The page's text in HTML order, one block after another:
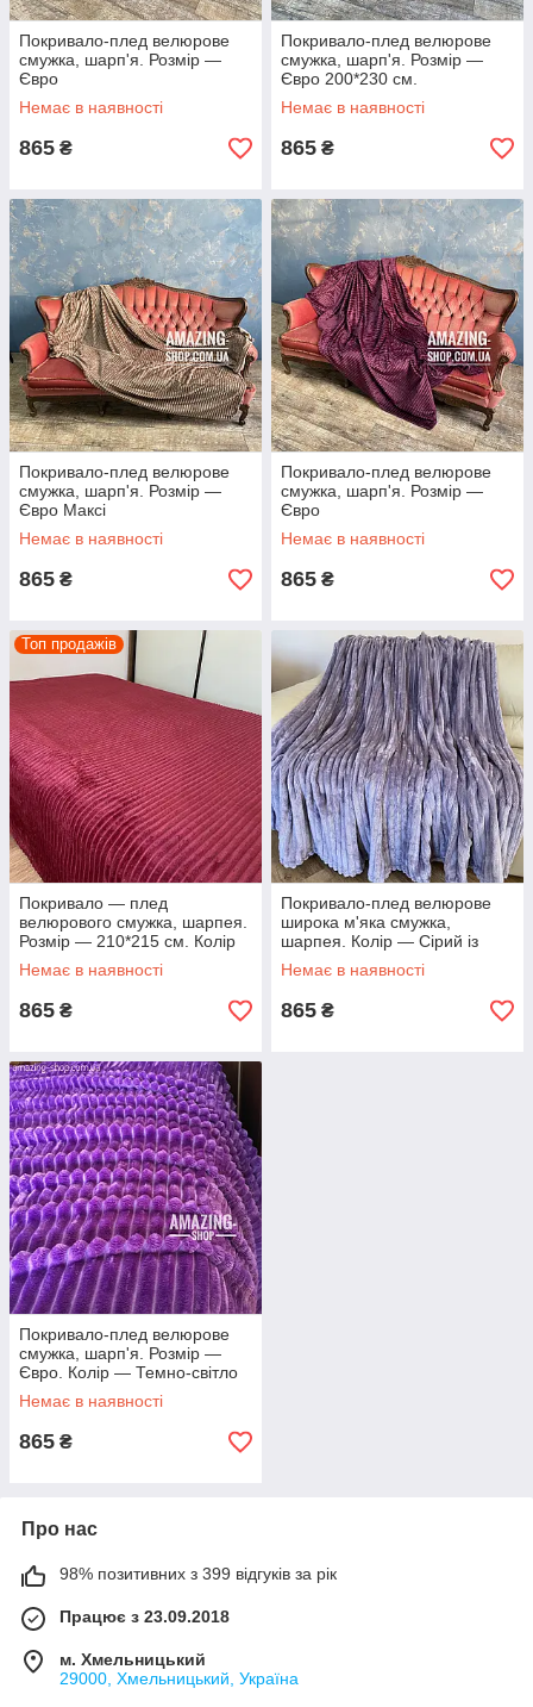
Покривало-плед велюрове
смужка, шарп'я. Розмір —
Євро
Немає в наявності
865 ₴
Покривало-плед велюрове
смужка, шарп'я. Розмір —
Євро 200*230 см.
Немає в наявності
865 ₴
Покривало-плед велюрове
смужка, шарп'я. Розмір —
Євро Максі
Немає в наявності
865 ₴
Покривало-плед велюрове
смужка, шарп'я. Розмір —
Євро
Немає в наявності
865 ₴
Топ продажів
Покривало — плед
велюрового смужка, шарпея.
Розмір — 210*215 см. Колір
— Бордовий
Немає в наявності
865 ₴
Покривало-плед велюрове
широка м'яка смужка,
шарпея. Колір — Сірий із
лавандовим відтінком.
Немає в наявності
865 ₴
Покривало-плед велюрове
смужка, шарп'я. Розмір —
Євро. Колір — Темно-світло
фіолетовий
Немає в наявності
865 ₴
Про нас
98% позитивних з 399 відгуків за рік
Працює з 23.09.2018
м. Хмельницький
29000, Хмельницький, Україна